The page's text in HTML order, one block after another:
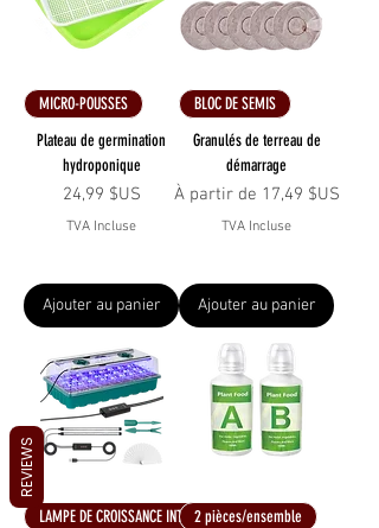
MICRO-POUSSES
Plateau de germination
hydroponique
Prix
24,99 $US
TVA Incluse
Ajouter au panier
BLOC DE SEMIS
Granulés de terreau de
démarrage
À partir de 17,49 $US
Prix promotionnel
TVA Incluse
Ajouter au panier
LAMPE DE CROISSANCE INTELLIGENTE2 pièces/ensemble
REVIEWS